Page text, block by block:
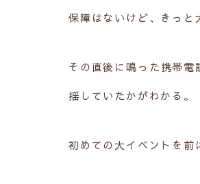
保障はないけど、きっと
その直後に鳴った携帯
揺していたかがわかる。
初めての大イベントを前